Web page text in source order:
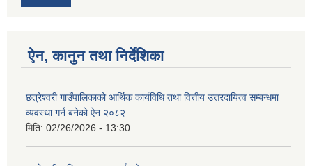
ऐन, कानुन तथा निर्देशिका
छत्रेश्वरी गाउँपालिकाको आर्थिक कार्यविधि तथा वित्तीय उत्तरदायित्व सम्बन्धमा
व्यवस्था गर्न बनेको ऐन २०८२
मिति: 02/26/2026 - 13:30